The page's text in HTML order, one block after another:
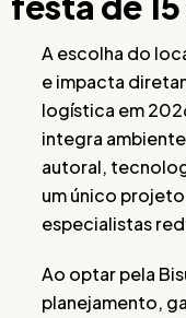
A escolha do
e impacta
logística em
integra
autoral,
um único
especialistas
Ao optar pela
planejamento,